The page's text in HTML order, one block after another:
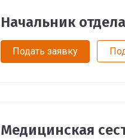
Начальник
Подать заявку
Медицинская